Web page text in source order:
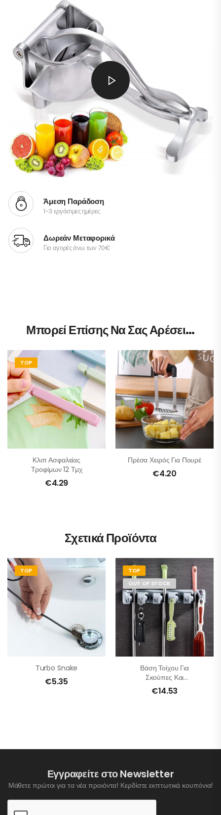
Άμεση Παράδοση
1-3 εργάσιμες ημέρες
Δωρεάν Μεταφορικά
Για αγορές άνω των 70€
Μπορεί Επίσης Να Σας Αρέσει…
TOP
Κλιπ Ασφαλείας
Τροφίμων 12 Τμχ
€4.29
Πρέσα Χειρός Για Πουρέ
€4.20
Σχετικά Προϊόντα
TOP
Turbo Snake
€5.35
TOP
OUT OF STOCK
Βάση Τοίχου Για
Σκούπες Και
Σφουγγαρίστρες
€14.53
Εγγραφείτε στο Newsletter
Μάθετε πρώτοι για τα νέα προιόντα! Κερδίστε εκπτωτικά κουπόνια!